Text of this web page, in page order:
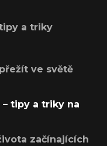
a triky
ve světě
tipy a triky na
začínajících